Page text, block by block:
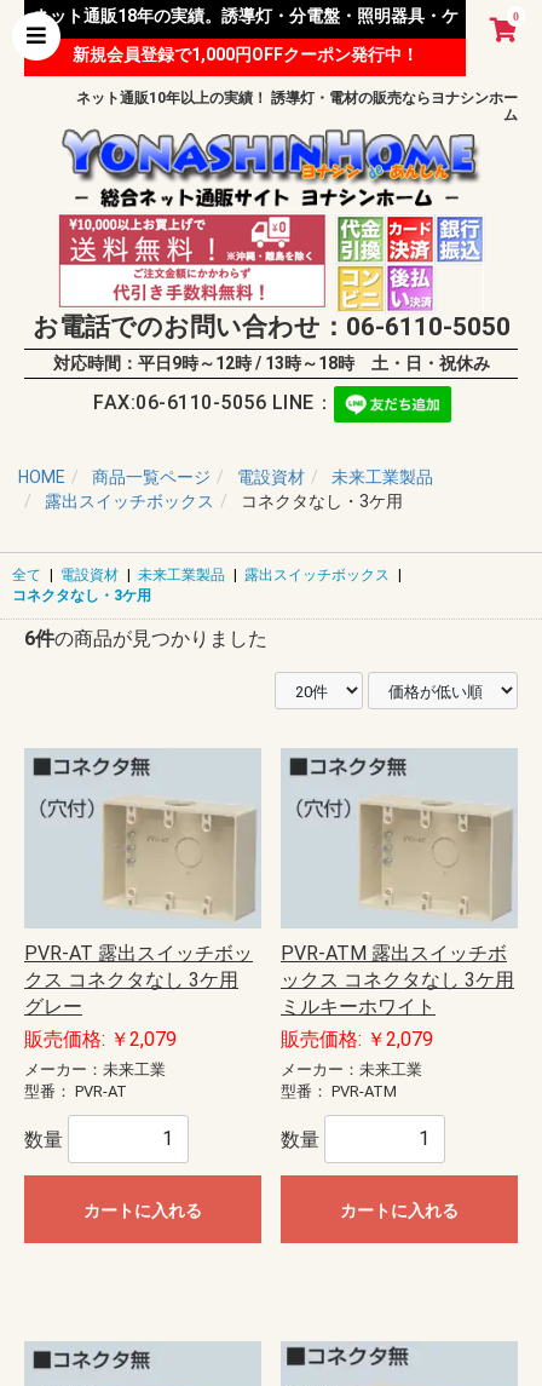
0
ネット通販18年の実績。誘導灯・分電盤・照明器具・ケ
ーブル等 様々な資材を取り扱っています。
新規会員登録で1,000円OFFクーポン発行中！
ネット通販10年以上の実績！ 誘導灯・電材の販売ならヨナシンホー
ム
お電話でのお問い合わせ：06-6110-5050
対応時間：平日9時～12時 / 13時～18時 土・日・祝休み
FAX:06-6110-5056 LINE：
HOME 商品一覧ページ 電設資材
未来工業製品
露出スイッチボックス
コネクタなし・3ケ用
全て | 電設資材 | 未来工業製品 | 露出スイッチボックス
|
コネクタなし・3ケ用
6件の商品が見つかりました
PVR-AT 露出スイッチボッ
クス コネクタなし 3ケ用
グレー
販売価格: ￥2,079
メーカー：未来工業
型番： PVR-AT
数量
カートに入れる
PVR-ATM 露出スイッチボ
ックス コネクタなし 3ケ用
ミルキーホワイト
販売価格: ￥2,079
メーカー：未来工業
型番： PVR-ATM
数量
カートに入れる